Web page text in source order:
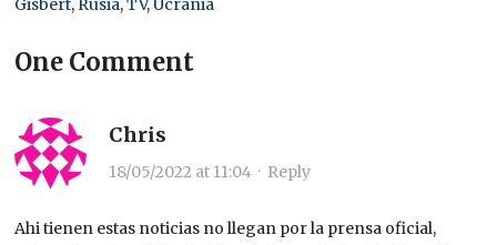
Gisbert,Rusia,TV,Ucrania
One Comment
Chris
18/05/2022 at 11:04 · Reply
Ahi tienen estas noticias no llegan por la prensa oficial,